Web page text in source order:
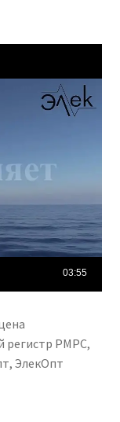
регистр РМРС,
ЭлекОпт